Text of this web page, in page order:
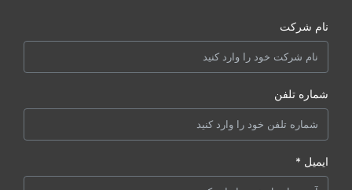
نام شرکت
شماره تلفن
ایمیل *